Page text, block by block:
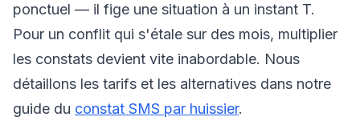
ponctuel — il fige une situation à un instant T.
Pour un conflit qui s'étale sur des mois, multiplier
les constats devient vite inabordable. Nous
détaillons les tarifs et les alternatives dans notre
guide du constat SMS par huissier.